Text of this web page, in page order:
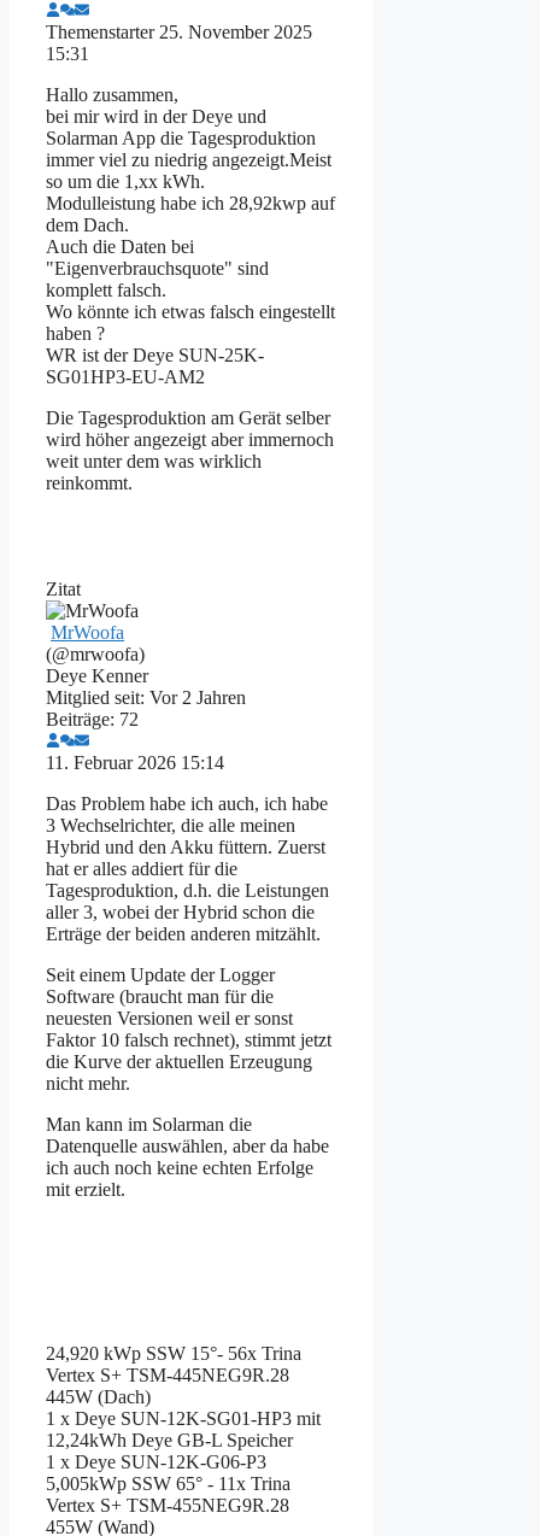
Themenstarter 25. November 2025
15:31
Hallo zusammen,
bei mir wird in der Deye und
Solarman App die Tagesproduktion
immer viel zu niedrig angezeigt.Meist
so um die 1,xx kWh.
Modulleistung habe ich 28,92kwp auf
dem Dach.
Auch die Daten bei
"Eigenverbrauchsquote" sind
komplett falsch.
Wo könnte ich etwas falsch eingestellt
haben ?
WR ist der Deye SUN-25K-
SG01HP3-EU-AM2
Die Tagesproduktion am Gerät selber
wird höher angezeigt aber immernoch
weit unter dem was wirklich
reinkommt.
Zitat
MrWoofa
(@mrwoofa)
Deye Kenner
Mitglied seit: Vor 2 Jahren
Beiträge: 72
11. Februar 2026 15:14
Das Problem habe ich auch, ich habe
3 Wechselrichter, die alle meinen
Hybrid und den Akku füttern. Zuerst
hat er alles addiert für die
Tagesproduktion, d.h. die Leistungen
aller 3, wobei der Hybrid schon die
Erträge der beiden anderen mitzählt.
Seit einem Update der Logger
Software (braucht man für die
neuesten Versionen weil er sonst
Faktor 10 falsch rechnet), stimmt jetzt
die Kurve der aktuellen Erzeugung
nicht mehr.
Man kann im Solarman die
Datenquelle auswählen, aber da habe
ich auch noch keine echten Erfolge
mit erzielt.
24,920 kWp SSW 15°- 56x Trina
Vertex S+ TSM-445NEG9R.28
445W (Dach)
1 x Deye SUN-12K-SG01-HP3 mit
12,24kWh Deye GB-L Speicher
1 x Deye SUN-12K-G06-P3
5,005kWp SSW 65° - 11x Trina
Vertex S+ TSM-455NEG9R.28
455W (Wand)